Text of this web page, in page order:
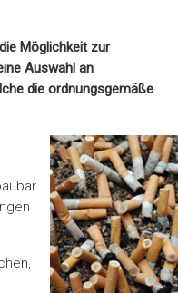
Möglichkeit zur
Auswahl an
die ordnungsgemäße